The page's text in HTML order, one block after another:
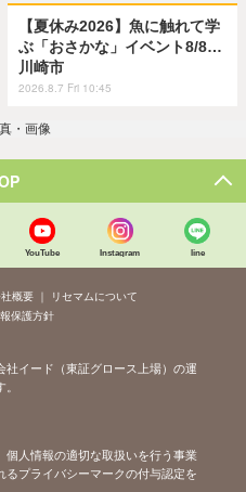
【夏休み2026】魚に触れて学
ぶ「おさかな」イベント8/8…
川崎市
2026.8.7 Fri 10:45
・画像
YouTube Instagram line
概要
リセマムについて
保護方針
社イード（東証グロース上場）の運
個人情報の適切な取扱いを行う事業
るプライバシーマークの付与認定を